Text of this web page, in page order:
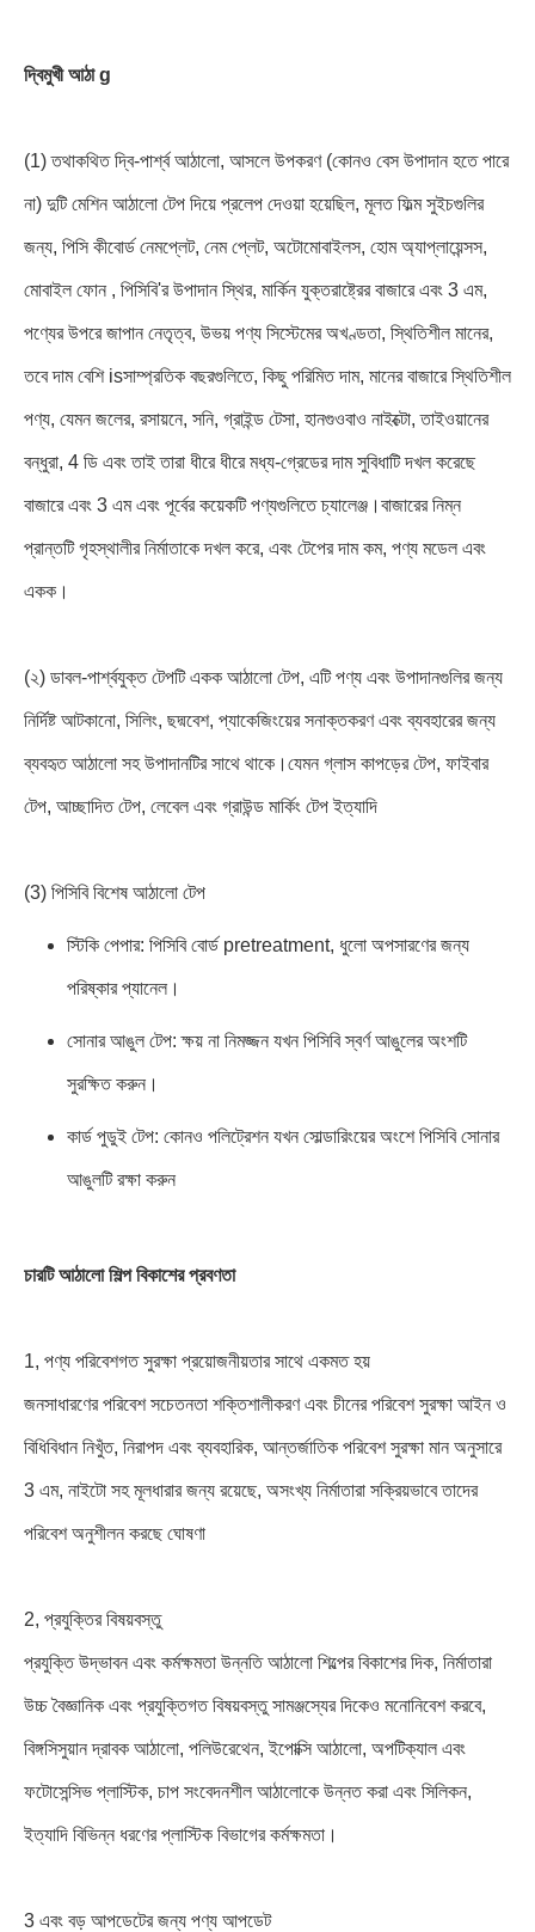
দ্বিমুখী আঠা g
(1) তথাকথিত দ্বি-পার্শ্ব আঠালো, আসলে উপকরণ (কোনও বেস উপাদান হতে পারে
না) দুটি মেশিন আঠালো টেপ দিয়ে প্রলেপ দেওয়া হয়েছিল, মূলত ফিল্ম সুইচগুলির
জন্য, পিসি কীবোর্ড নেমপ্লেট, নেম প্লেট, অটোমোবাইলস, হোম অ্যাপ্লায়েন্সস,
মোবাইল ফোন , পিসিবি'র উপাদান স্থির, মার্কিন যুক্তরাষ্ট্রের বাজারে এবং 3 এম,
পণ্যের উপরে জাপান নেতৃত্ব, উভয় পণ্য সিস্টেমের অখণ্ডতা, স্থিতিশীল মানের,
তবে দাম বেশি isসাম্প্রতিক বছরগুলিতে, কিছু পরিমিত দাম, মানের বাজারে স্থিতিশীল
পণ্য, যেমন জলের, রসায়নে, সনি, গ্রাইন্ড টেসা, হানগুওবাও নাইক্টো, তাইওয়ানের
বন্ধুরা, 4 ডি এবং তাই তারা ধীরে ধীরে মধ্য-গ্রেডের দাম সুবিধাটি দখল করেছে
বাজারে এবং 3 এম এবং পূর্বের কয়েকটি পণ্যগুলিতে চ্যালেঞ্জ।বাজারের নিম্ন
প্রান্তটি গৃহস্থালীর নির্মাতাকে দখল করে, এবং টেপের দাম কম, পণ্য মডেল এবং
একক।
(২) ডাবল-পার্শ্বযুক্ত টেপটি একক আঠালো টেপ, এটি পণ্য এবং উপাদানগুলির জন্য
নির্দিষ্ট আটকানো, সিলিং, ছদ্মবেশ, প্যাকেজিংয়ের সনাক্তকরণ এবং ব্যবহারের জন্য
ব্যবহৃত আঠালো সহ উপাদানটির সাথে থাকে।যেমন গ্লাস কাপড়ের টেপ, ফাইবার
টেপ, আচ্ছাদিত টেপ, লেবেল এবং গ্রাউন্ড মার্কিং টেপ ইত্যাদি
(3) পিসিবি বিশেষ আঠালো টেপ
স্টিকি পেপার: পিসিবি বোর্ড pretreatment, ধুলো অপসারণের জন্য
পরিষ্কার প্যানেল।
সোনার আঙুল টেপ: ক্ষয় না নিমজ্জন যখন পিসিবি স্বর্ণ আঙুলের অংশটি
সুরক্ষিত করুন।
কার্ড পুডুই টেপ: কোনও পলিট্রেশন যখন সোল্ডারিংয়ের অংশে পিসিবি সোনার
আঙুলটি রক্ষা করুন
চারটি আঠালো শিল্প বিকাশের প্রবণতা
1, পণ্য পরিবেশগত সুরক্ষা প্রয়োজনীয়তার সাথে একমত হয়
জনসাধারণের পরিবেশ সচেতনতা শক্তিশালীকরণ এবং চীনের পরিবেশ সুরক্ষা আইন ও
বিধিবিধান নিখুঁত, নিরাপদ এবং ব্যবহারিক, আন্তর্জাতিক পরিবেশ সুরক্ষা মান অনুসারে
3 এম, নাইটো সহ মূলধারার জন্য রয়েছে, অসংখ্য নির্মাতারা সক্রিয়ভাবে তাদের
পরিবেশ অনুশীলন করছে ঘোষণা
2, প্রযুক্তির বিষয়বস্তু
প্রযুক্তি উদ্ভাবন এবং কর্মক্ষমতা উন্নতি আঠালো শিল্পের বিকাশের দিক, নির্মাতারা
উচ্চ বৈজ্ঞানিক এবং প্রযুক্তিগত বিষয়বস্তু সামঞ্জস্যের দিকেও মনোনিবেশ করবে,
বিঙ্গসিসুয়ান দ্রাবক আঠালো, পলিউরেথেন, ইপোক্সি আঠালো, অপটিক্যাল এবং
ফটোসেন্সিভ প্লাস্টিক, চাপ সংবেদনশীল আঠালোকে উন্নত করা এবং সিলিকন,
ইত্যাদি বিভিন্ন ধরণের প্লাস্টিক বিভাগের কর্মক্ষমতা।
3 এবং বড় আপডেটের জন্য পণ্য আপডেট